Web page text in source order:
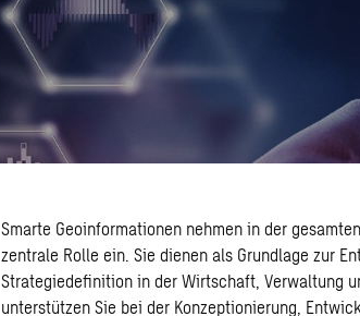
Smarte Geoinformationen nehmen in der
zentrale Rolle ein. Sie dienen als Grundlage zur
Strategiedefinition in der Wirtschaft, Verwaltung
unterstützen Sie bei der Konzeptionierung,